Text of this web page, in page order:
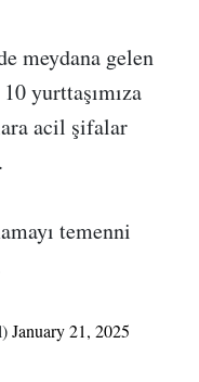
meydana gelen
yurttaşımıza
acil şifalar
temenni
January 21, 2025